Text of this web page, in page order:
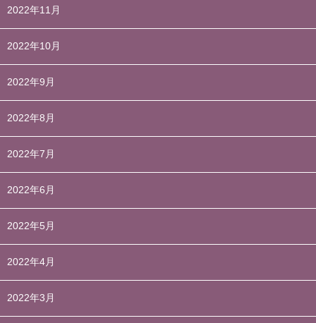
2022年11月
2022年10月
2022年9月
2022年8月
2022年7月
2022年6月
2022年5月
2022年4月
2022年3月